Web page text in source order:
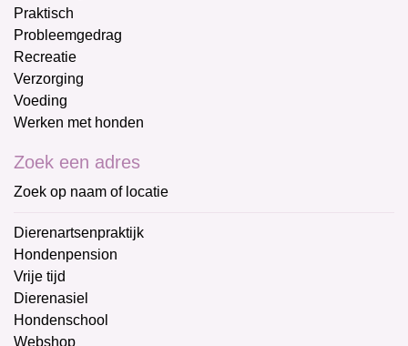
Praktisch
Probleemgedrag
Recreatie
Verzorging
Voeding
Werken met honden
Zoek een adres
Zoek op naam of locatie
Dierenartsenpraktijk
Hondenpension
Vrije tijd
Dierenasiel
Hondenschool
Webshop